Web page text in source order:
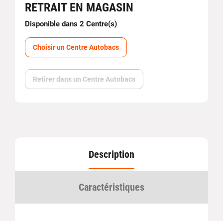
RETRAIT EN MAGASIN
Disponible dans 2 Centre(s)
Choisir un Centre Autobacs
Retirer dans un Centre Autobacs
Description
Caractéristiques